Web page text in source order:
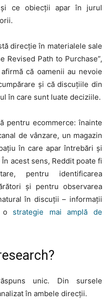
ce obiecții apar în jurul
direcție în materialele sale
Revised Path to Purchase”,
că oamenii au nevoie
și că discuțiile din
în care sunt luate deciziile.
pentru ecommerce: înainte
de vânzare, un magazin
în care apar întrebări și
acest sens, Reddit poate fi
pentru identificarea
și pentru observarea
în discuții – informații
o strategie mai amplă de
unic. Din sursele
în ambele direcții.